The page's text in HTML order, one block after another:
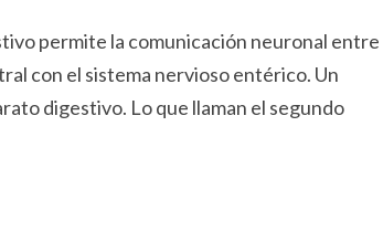
permite la comunicación neuronal entre
con el sistema nervioso entérico. Un
digestivo. Lo que llaman el segundo